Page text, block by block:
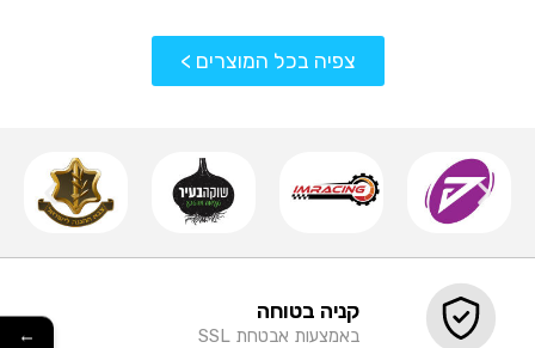
צפיה בכל המוצרים >
קניה בטוחה
באמצעות אבטחת SSL ←